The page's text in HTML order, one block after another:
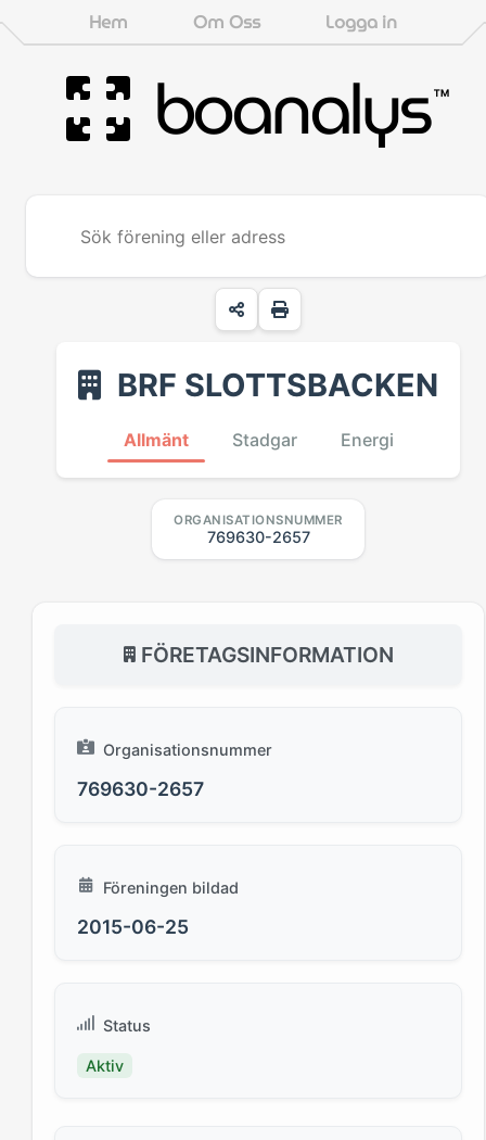
Hem Om Oss Logga in
boanalys™
BRF SLOTTSBACKEN
Allmänt Stadgar Energi
ORGANISATIONSNUMMER
769630-2657
FÖRETAGSINFORMATION
Organisationsnummer
769630-2657
Föreningen bildad
2015-06-25
Status
Aktiv